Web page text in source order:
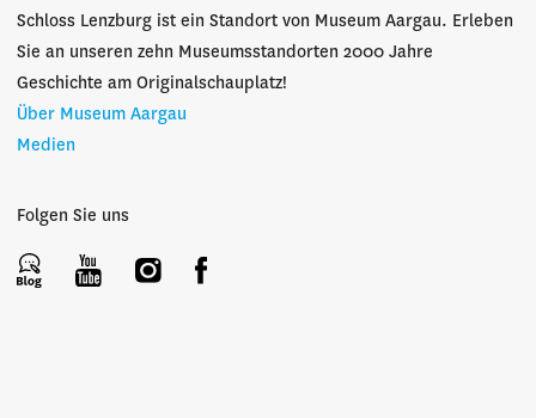
Schloss Lenzburg ist ein Standort von Museum Aargau. Erleben
Sie an unseren zehn Museumsstandorten 2000 Jahre
Geschichte am Originalschauplatz!
Über Museum Aargau
Medien
Folgen Sie uns